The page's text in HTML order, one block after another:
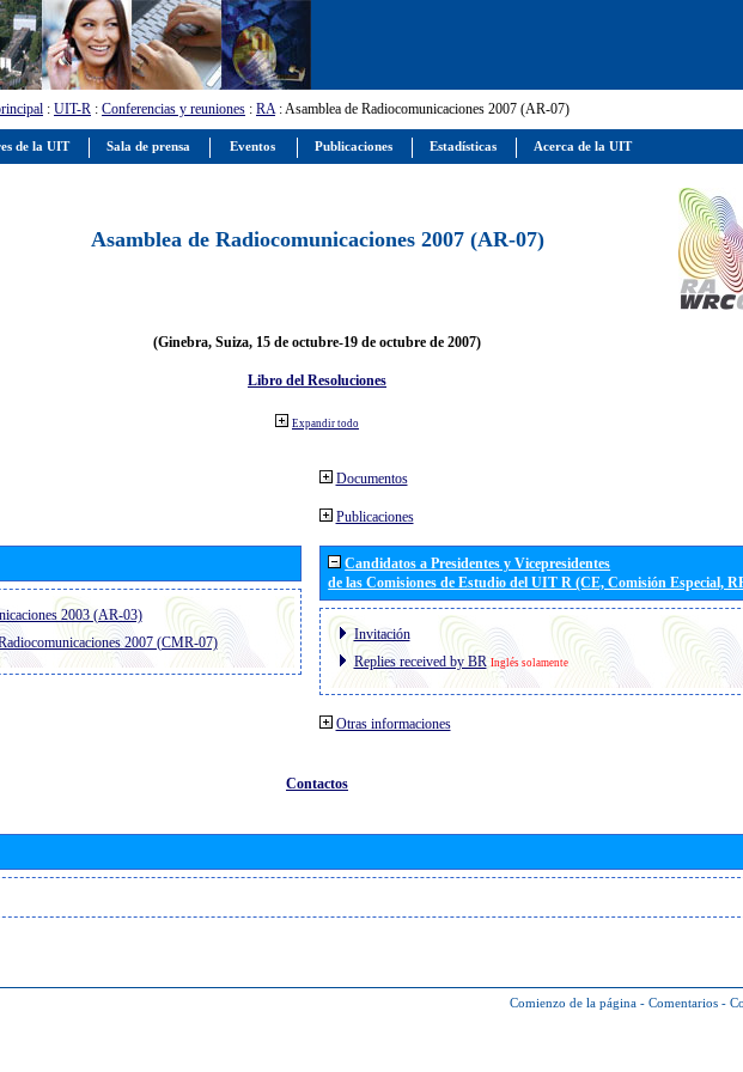
: UIT-R : Conferencias y reuniones : RA: Asamblea de Radiocomunicaciones 2007 (AR-07)
Asamblea de Radiocomunicaciones 2007 (AR-07)
(Ginebra, Suiza, 15 de octubre-19 de octubre de 2007)
Libro del Resoluciones
Expandir todo
2003 (AR-03)
2007 (CMR-07)
Documentos
Publicaciones
Candidatos a Presidentes y Vicepresidentes
de las Comisiones de Estudio del UIT R (CE, Comisión Especial,
Invitación
Replies received by BR Inglés solamente
Otras informaciones
Contactos
Comienzo de la página - Comentarios -
de la UIT Sala de prensa Eventos Publicaciones Estadísticas Acerca de la UIT